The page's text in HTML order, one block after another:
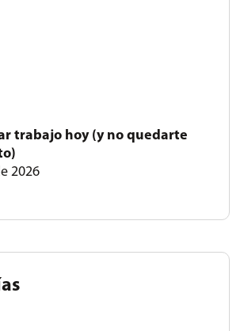
trabajo hoy (y no quedarte
2026